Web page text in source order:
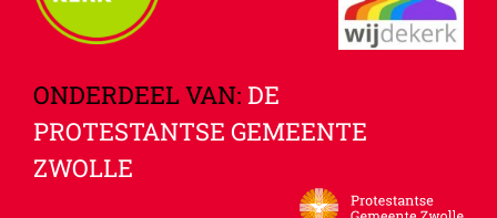
ONDERDEEL VAN: DE
PROTESTANTSE GEMEENTE
ZWOLLE